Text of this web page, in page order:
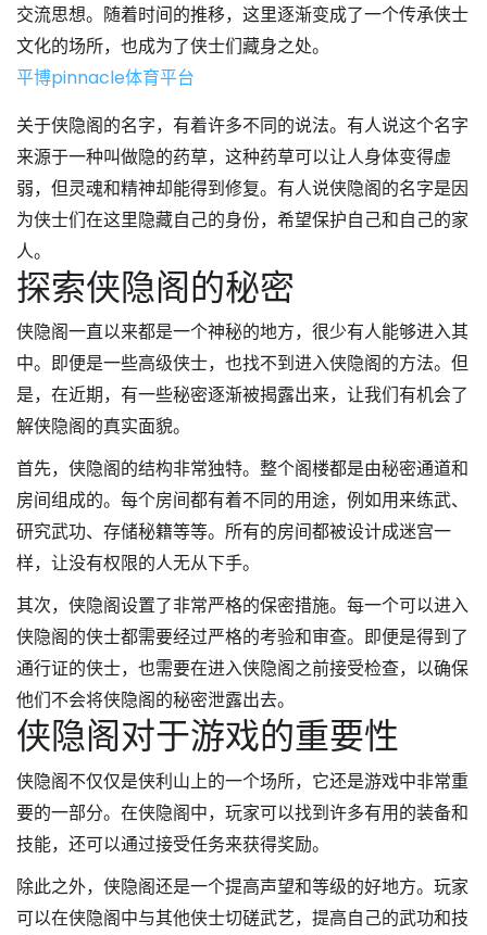
交流思想。随着时间的推移，这里逐渐变成了一个传承侠士
文化的场所，也成为了侠士们藏身之处。
平博pinnacle体育平台
关于侠隐阁的名字，有着许多不同的说法。有人说这个名字
来源于一种叫做隐的药草，这种药草可以让人身体变得虚
弱，但灵魂和精神却能得到修复。有人说侠隐阁的名字是因
为侠士们在这里隐藏自己的身份，希望保护自己和自己的家
人。
探索侠隐阁的秘密
侠隐阁一直以来都是一个神秘的地方，很少有人能够进入其
中。即便是一些高级侠士，也找不到进入侠隐阁的方法。但
是，在近期，有一些秘密逐渐被揭露出来，让我们有机会了
解侠隐阁的真实面貌。
首先，侠隐阁的结构非常独特。整个阁楼都是由秘密通道和
房间组成的。每个房间都有着不同的用途，例如用来练武、
研究武功、存储秘籍等等。所有的房间都被设计成迷宫一
样，让没有权限的人无从下手。
其次，侠隐阁设置了非常严格的保密措施。每一个可以进入
侠隐阁的侠士都需要经过严格的考验和审查。即便是得到了
通行证的侠士，也需要在进入侠隐阁之前接受检查，以确保
他们不会将侠隐阁的秘密泄露出去。
侠隐阁对于游戏的重要性
侠隐阁不仅仅是侠利山上的一个场所，它还是游戏中非常重
要的一部分。在侠隐阁中，玩家可以找到许多有用的装备和
技能，还可以通过接受任务来获得奖励。
除此之外，侠隐阁还是一个提高声望和等级的好地方。玩家
可以在侠隐阁中与其他侠士切磋武艺，提高自己的武功和技